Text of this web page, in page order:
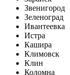
Звенигород
Зеленоград
Ивантеевка
Истра
Кашира
Климовск
Клин
Коломна